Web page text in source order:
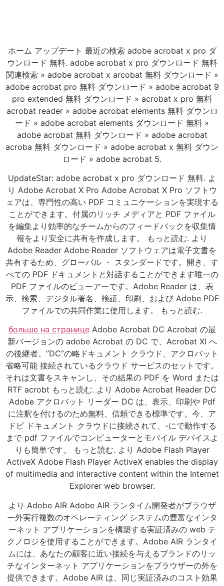
ホーム アップデート 最近の検索 adobe acrobat x pro ダ
ウンロード 無料. adobe acrobat x pro ダウンロード 無料
関連検索 » adobe acrobat x arcobat 無料 ダウンロード »
adobe acrobat pro 無料 ダウンロード » adobe acrobat 9
pro extended 無料 ダウンロード » acrobat x pro 無料
acrobat reader » adobe acrobat elements 無料 ダウンロ
ード » adobe acrobat elements ダウンロード 無料 »
adobe acrobat 無料 ダウンロード » adobe acrobat
acroba 無料 ダウンロード » adobe acrobat x 無料 ダウン
ロード » adobe acrobat 5.
UpdateStar: adobe acrobat x pro ダウンロード 無料. よ
り Adobe Acrobat X Pro Adobe Acrobat X Pro ソフトウ
ェアは、専門性の高い PDF コミュニケーションを実現する
ことができます。付属のリッチ メディアと PDF ファイル
を編集より効率的なチームからのフィードバックを収集情
報をより安全に共有を作成します。 もっと読む. より
Adobe Reader Adobe Reader ソフトウェアは電子文書を
共有するため、グローバル ・ スタンダードです。開き、す
べての PDF ドキュメントと対話することができます唯一の
PDF ファイルのビューアーです。Adobe Reader は、表
示、検索、デジタル署名、検証、印刷、および Adobe PDF
ファイルでの共同作業に使用します。 もっと読む.
больше на страницеAdobe Acrobat DC Acrobat の最
新バージョンの adobe Acrobat の DC で、Acrobat XI へ
の後継者。”DC”の略ドキュメント クラウド、アクロバット
省略可能 接続されているクラウド サービスのセットです。
それは文書をスキャンし、その結果の PDF を Word または
RTF acrobt もっと読む. より Adobe Acrobat Reader DC
Adobe アクロバット リーダー DC は、表示、印刷や Pdf
に注釈を付けるのため無料、信頼できる標準です。今、ア
ドビ ドキュメント クラウドに接続されて、-にで動作する
まで pdf ファイルでコンピューターとモバイル デバイスよ
りも簡単です。 もっと読む. より Adobe Flash Player
ActiveX Adobe Flash Player ActiveX enables the display
of multimedia and interactive content within the Internet
Explorer web browser.
より Adobe AIR Adobe AIR ランタイム開発者がブラウザ
ー外実行複数のオペレーティング システムの豊富なインタ
ーネット アプリケーションを構築する実証済みの web テ
クノロジを使用することができます。Adobe AIR ランタイ
ムには、あなたの顧客に近い接続を与えるブランドのリッ
チなインターネット アプリケーションをブラウザーの外を
提供できます。Adobe AIR は、同じ実証済みのコスト効果